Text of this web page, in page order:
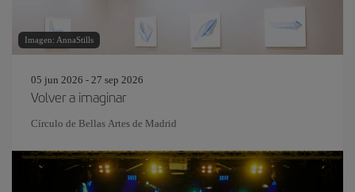
Imagen: AnnaStills
05 jun 2026 - 27 sep 2026
Volver a imaginar
Círculo de Bellas Artes de Madrid